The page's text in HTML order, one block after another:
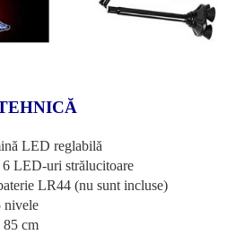
LED reglabilă
6 LED-uri strălucitoare
LR44 (nu sunt incluse)
nivele
85 cm